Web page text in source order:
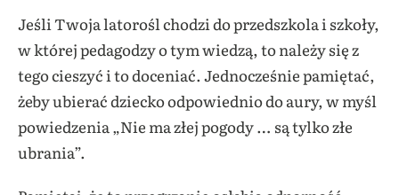
Jeśli Twoja latorośl chodzi do przedszkola i szkoły,
w której pedagodzy o tym wiedzą, to należy się z
tego cieszyć i to doceniać. Jednocześnie pamiętać,
żeby ubierać dziecko odpowiednio do aury, w myśl
powiedzenia „Nie ma złej pogody … są tylko złe
ubrania”.